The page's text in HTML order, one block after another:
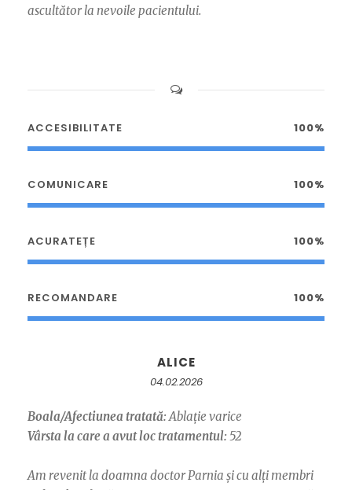
ascultător la nevoile pacientului.
ACCESIBILITATE 100%
COMUNICARE 100%
ACURATEȚE 100%
RECOMANDARE 100%
ALICE
04.02.2026
Boala/Afectiunea tratată:Ablație varice
Vârsta la care a avut loc tratamentul: 52
Am revenit la doamna doctor Parnia și cu alți membri